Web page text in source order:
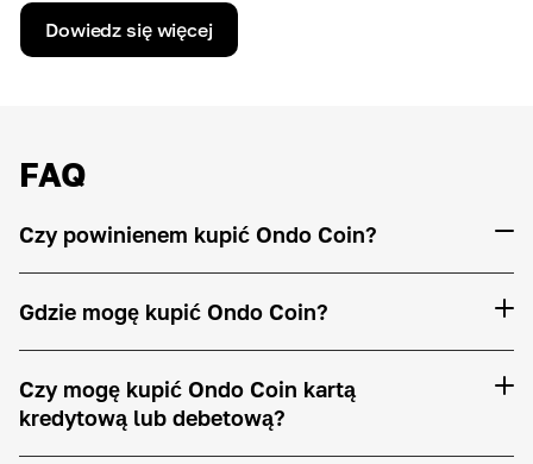
Dowiedz się więcej
FAQ
Czy powinienem kupić Ondo Coin?
Gdzie mogę kupić Ondo Coin?
Czy mogę kupić Ondo Coin kartą
kredytową lub debetową?